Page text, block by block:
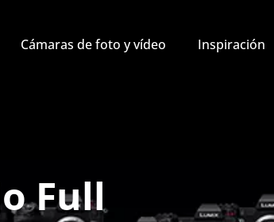
Cámaras de foto y vídeo Inspiración
Full